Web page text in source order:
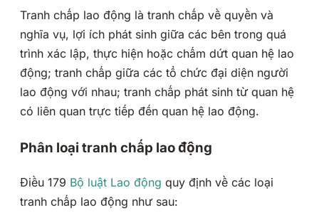
Tranh chấp lao động là tranh chấp về quyền và
nghĩa vụ, lợi ích phát sinh giữa các bên trong quá
trình xác lập, thực hiện hoặc chấm dứt quan hệ lao
động; tranh chấp giữa các tổ chức đại diện người
lao động với nhau; tranh chấp phát sinh từ quan hệ
có liên quan trực tiếp đến quan hệ lao động.
Phân loại tranh chấp lao động
Điều 179 Bộ luật Lao động quy định về các loại
tranh chấp lao động như sau: